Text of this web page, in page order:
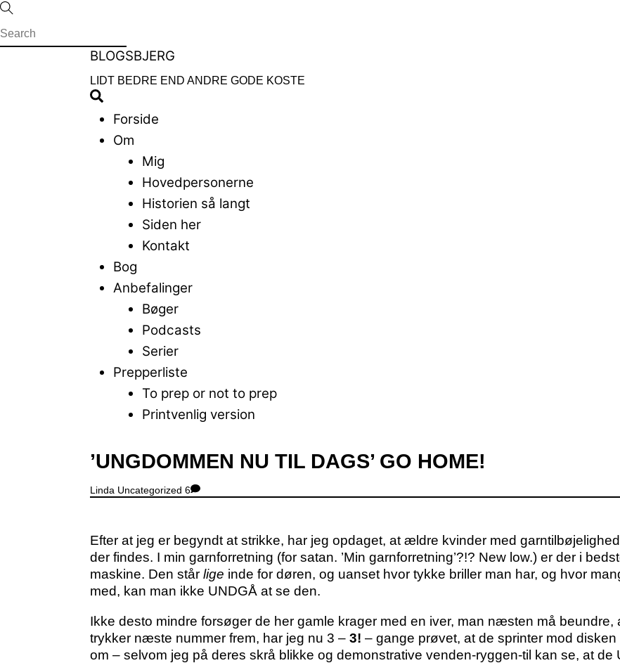
Skip
to
content
Menu
BLOGSBJERG
LIDT BEDRE END ANDRE GODE KOSTE
Search
Forside
Om
Mig
Hovedpersonerne
Historien så langt
Siden her
Kontakt
Bog
Anbefalinger
Bøger
Podcasts
Serier
Prepperliste
To prep or not to prep
Printvenlig version
Close
’UNGDOMMEN NU TIL DAGS’ GO HOME!
Linda Uncategorized 6
Efter at jeg er begyndt at strikke, har jeg opdaget, at ældre kvinder med
der findes. I min garnforretning (for satan. ’Min garnforretning’?!? New low.) er der i
maskine. Den står lige inde for døren, og uanset hvor tykke briller man har, og hvor
med, kan man ikke UNDGÅ at se den.
Ikke desto mindre forsøger de her gamle krager med en iver, man næsten må beundre,
trykker næste nummer frem, har jeg nu 3 – 3! – gange prøvet, at de sprinter mod
om – selvom jeg på deres skrå blikke og demonstrative venden-ryggen-til kan se, at